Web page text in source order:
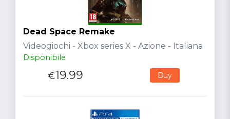
Dead Space Remake
Videogiochi - Xbox series X - Azione - Italiana
Disponibile
€19.99 Buy